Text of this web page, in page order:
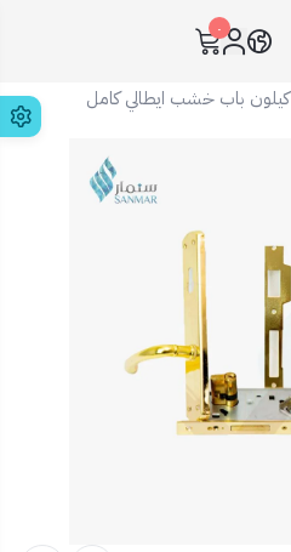
٠
كيلون باب خشب ايطالي كامل